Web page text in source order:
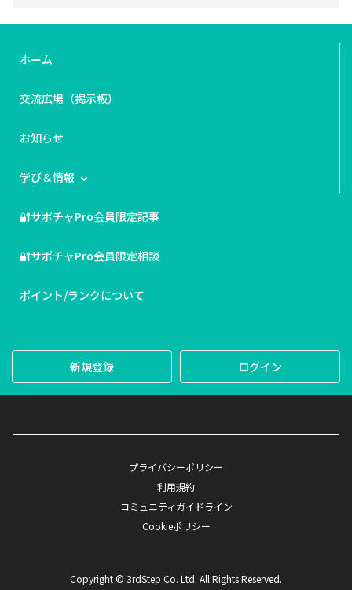
ホーム
交流広場（掲示板）
お知らせ
学び＆情報
🔐サポチャPro会員限定記事
🔐サポチャPro会員限定相談
ポイント/ランクについて
新規登録 ログイン
プライバシーポリシー
利用規約
コミュニティガイドライン
Cookieポリシー
Copyright © 3rdStep Co. Ltd. All Rights Reserved.